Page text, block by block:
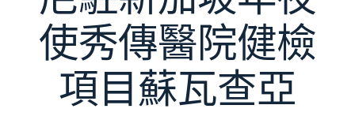
使秀傳醫院健檢
項目蘇瓦查亞